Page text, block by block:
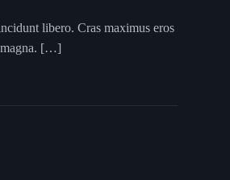
libero. Cras maximus eros
magna. […]